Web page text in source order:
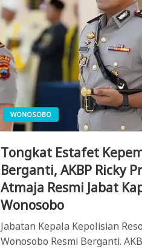
WONOSOBO
Tongkat Estafet
Berganti, AKBP Ricky
Atmaja Resmi Jabat
Wonosobo
Jabatan Kepala Kepolisian
Wonosobo Resmi Berganti.